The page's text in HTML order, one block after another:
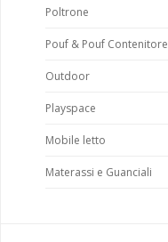
Poltrone
Pouf & Pouf Contenitore
Outdoor
Playspace
Mobile letto
Materassi e Guanciali